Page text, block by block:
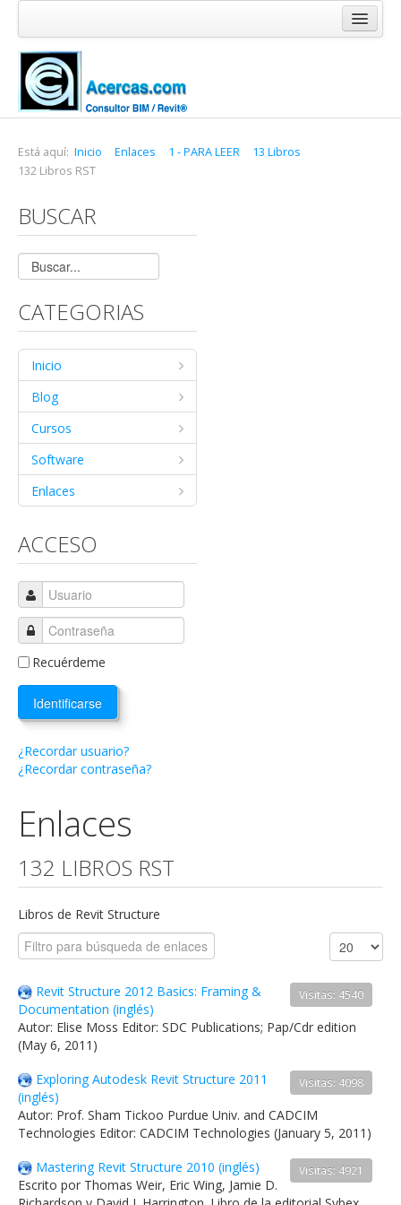
Inicio
Blog
Cursos
Software
Enlaces
Acercas
Está aquí: Inicio Enlaces 1 - PARA LEER
13 Libros
132 Libros RST
BUSCAR
CATEGORIAS
Inicio
Blog
Cursos
Software
Enlaces
ACCESO
Recuérdeme
Identificarse
¿Recordar usuario?
¿Recordar contraseña?
Enlaces
132 LIBROS RST
Libros de Revit Structure
Visitas: 4540
Revit Structure 2012 Basics: Framing &
Documentation (inglés)
Autor: Elise Moss Editor: SDC Publications; Pap/Cdr edition
(May 6, 2011)
Visitas: 4098
Exploring Autodesk Revit Structure 2011
(inglés)
Autor: Prof. Sham Tickoo Purdue Univ. and CADCIM
Technologies Editor: CADCIM Technologies (January 5, 2011)
Visitas: 4921
Mastering Revit Structure 2010 (inglés)
Escrito por Thomas Weir, Eric Wing, Jamie D.